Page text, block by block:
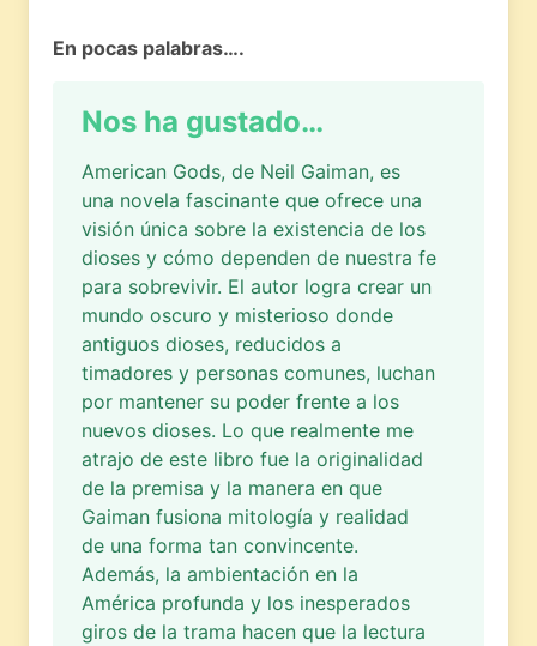
En pocas palabras….
Nos ha gustado…
American Gods, de Neil Gaiman, es
una novela fascinante que ofrece una
visión única sobre la existencia de los
dioses y cómo dependen de nuestra fe
para sobrevivir. El autor logra crear un
mundo oscuro y misterioso donde
antiguos dioses, reducidos a
timadores y personas comunes, luchan
por mantener su poder frente a los
nuevos dioses. Lo que realmente me
atrajo de este libro fue la originalidad
de la premisa y la manera en que
Gaiman fusiona mitología y realidad
de una forma tan convincente.
Además, la ambientación en la
América profunda y los inesperados
giros de la trama hacen que la lectura